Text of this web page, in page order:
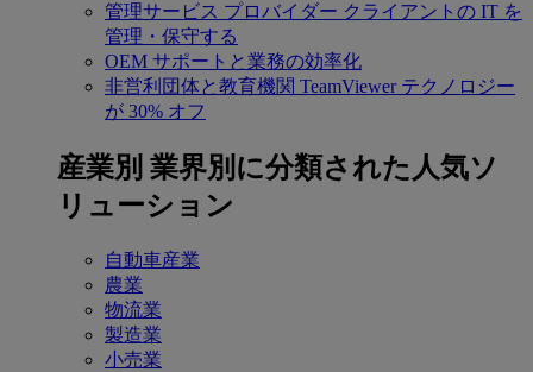
管理サービス プロバイダー クライアントの IT を
管理・保守する
OEM サポートと業務の効率化
非営利団体と教育機関 TeamViewer テクノロジー
が 30% オフ
産業別 業界別に分類された人気ソ
リューション
自動車産業
農業
物流業
製造業
小売業